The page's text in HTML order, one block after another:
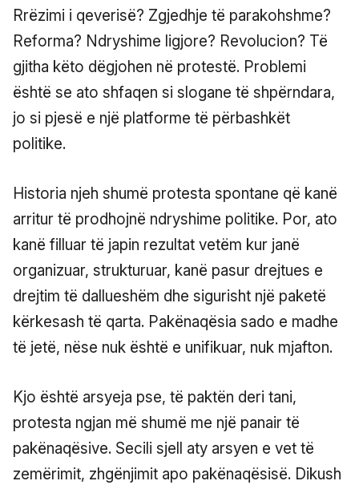
Rrëzimi i qeverisë? Zgjedhje të parakohshme?
Reforma? Ndryshime ligjore? Revolucion? Të
gjitha këto dëgjohen në protestë. Problemi
është se ato shfaqen si slogane të shpërndara,
jo si pjesë e një platforme të përbashkët
politike.
Historia njeh shumë protesta spontane që kanë
arritur të prodhojnë ndryshime politike. Por, ato
kanë filluar të japin rezultat vetëm kur janë
organizuar, strukturuar, kanë pasur drejtues e
drejtim të dallueshëm dhe sigurisht një paketë
kërkesash të qarta. Pakënaqësia sado e madhe
të jetë, nëse nuk është e unifikuar, nuk mjafton.
Kjo është arsyeja pse, të paktën deri tani,
protesta ngjan më shumë me një panair të
pakënaqësive. Secili sjell aty arsyen e vet të
zemërimit, zhgënjimit apo pakënaqësisë. Dikush